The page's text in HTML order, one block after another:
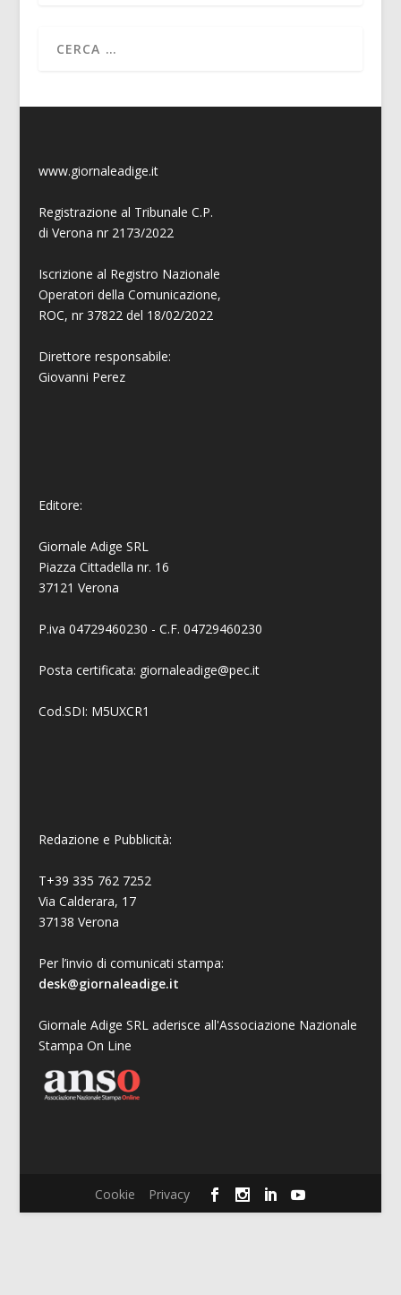
www.giornaleadige.it
Registrazione al Tribunale C.P.
di Verona nr 2173/2022
Iscrizione al Registro Nazionale
Operatori della Comunicazione,
ROC, nr 37822 del 18/02/2022
Direttore responsabile:
Giovanni Perez
Editore:
Giornale Adige SRL
Piazza Cittadella nr. 16
37121 Verona
P.iva 04729460230 - C.F. 04729460230
Posta certificata: giornaleadige@pec.it
Cod.SDI: M5UXCR1
Redazione e Pubblicità:
T+39 335 762 7252
Via Calderara, 17
37138 Verona
Per l’invio di comunicati stampa:
desk@giornaleadige.it
Giornale Adige SRL aderisce all'Associazione Nazionale
Stampa On Line
Cookie Privacy